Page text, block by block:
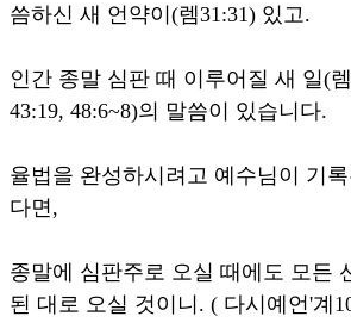
씀하신 새 언약이(렘31:31) 있고.
인간 종말 심판 때 이루어질 새 일(
43:19, 48:6~8)의 말씀이 있습니다.
율법을 완성하시려고 예수님이 기
다면,
종말에 심판주로 오실 때에도 모든
된 대로 오실 것이니. ( 다시예언'계